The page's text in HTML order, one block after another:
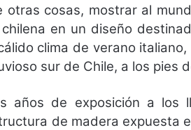
otras cosas, mostrar al
en un diseño
clima de verano
sur de Chile, a los pies
años de exposición a los
de madera expuesta